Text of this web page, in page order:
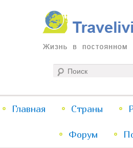
Traveliving
Жизнь в постоянном путешествии
меню
к
к
Главная Страны
Форум